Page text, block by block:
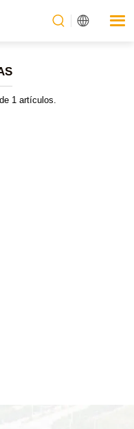
1 artículos.